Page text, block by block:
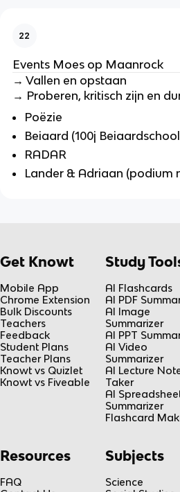
22
Events Moes op Maanrock
→ Vallen en opstaan
→ Proberen, kritisch zijn en
Poëzie
Beiaard (100j
RADAR
Lander & Adriaan (podium
Get Knowt
Mobile App
Chrome Extension
Bulk Discounts
Teachers
Feedback
Student Plans
Teacher Plans
Knowt vs Quizlet
Knowt vs Fiveable
Study
AI Flashcards
AI PDF
AI Image
Summarizer
AI PPT
AI Video
Summarizer
AI Lecture
Taker
AI
Summarizer
Flashcard
Resources
FAQ
Subjects
Science